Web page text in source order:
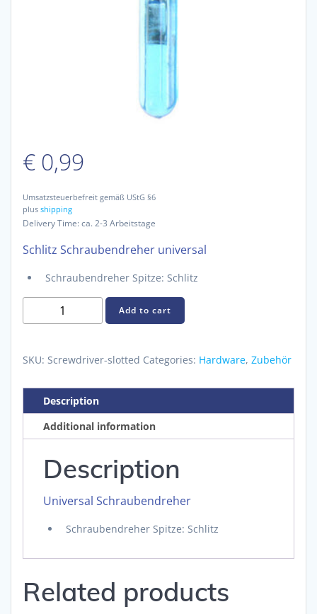
€ 0,99
Umsatzsteuerbefreit gemäß UStG §6
plus shipping
Delivery Time: ca. 2-3 Arbeitstage
Schlitz Schraubendreher universal
Schraubendreher Spitze: Schlitz
Schraubendreher
Schlitz
Add to cart
SKU: Screwdriver-slotted Categories: Hardware, Zubehör
Description
Additional information
Description
Universal Schraubendreher
Schraubendreher Spitze: Schlitz
Related products